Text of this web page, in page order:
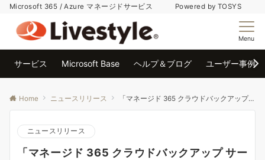
Microsoft 365 / Azure マネージドサービス Powered by TOSYS
Menu
サービス Microsoft Base ヘルプ＆ブログ ユーザー事例
Home ニュースリリース 「マネージド 365 クラウドバックアップ サービス」を提供開始
ニュースリリース
「マネージド 365 クラウドバックアップ サー